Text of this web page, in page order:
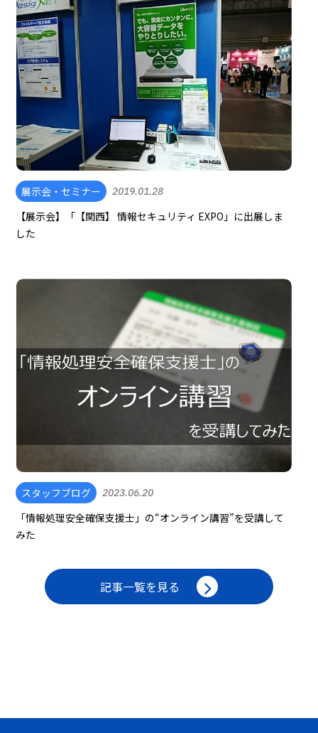
展示会・セミナー 2019.01.28
【展示会】「【関西】 情報セキュリティ EXPO」に出展しま
した
スタッフブログ 2023.06.20
「情報処理安全確保支援士」の“オンライン講習”を受講して
みた
記事一覧を見る